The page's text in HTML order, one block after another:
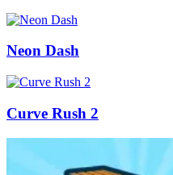
Neon Dash
Curve Rush 2